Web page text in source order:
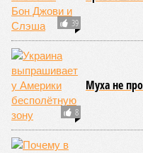
39
8
Муха не